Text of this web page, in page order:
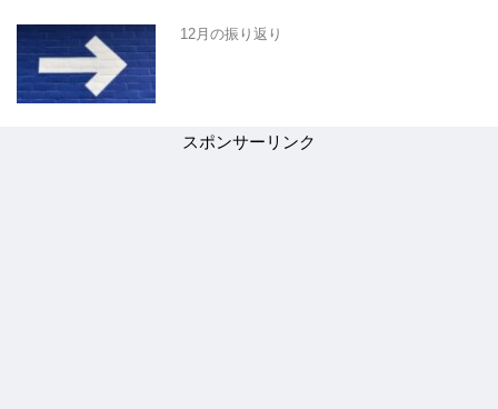
12月の振り返り
スポンサーリンク